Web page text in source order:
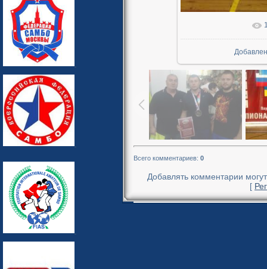
В
Всего комментариев: 0
Добавлять комментарии
[